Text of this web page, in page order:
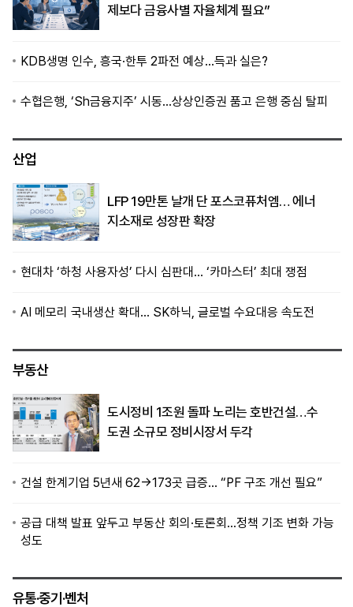
제보다 금융사별 자율체계 필요”
KDB생명 인수, 흥국·한투 2파전 예상…득과 실은?
수협은행, ‘Sh금융지주’ 시동…상상인증권 품고 은행 중심 탈피
산업
LFP 19만톤 날개 단 포스코퓨처엠… 에너
지소재로 성장판 확장
현대차 ‘하청 사용자성’ 다시 심판대… ‘카마스터’ 최대 쟁점
AI 메모리 국내생산 확대… SK하닉, 글로벌 수요대응 속도전
부동산
도시정비 1조원 돌파 노리는 호반건설…수
도권 소규모 정비시장서 두각
건설 한계기업 5년새 62→173곳 급증… “PF 구조 개선 필요”
공급 대책 발표 앞두고 부동산 회의·토론회…정책 기조 변화 가능
성도
유통·중기·벤처